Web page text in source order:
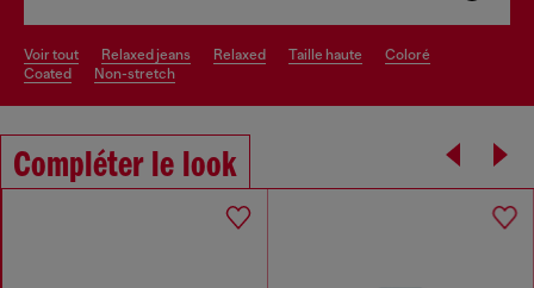
voir tout relaxed jeans relaxed taille haute
coloré
coated
non-stretch
Compléter le look